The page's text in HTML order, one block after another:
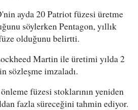
ayda 20 Patriot füzesi üretme
söylerken Pentagon, yıllık
olduğunu belirtti.
Martin ile üretimi yılda 2
sözleşme imzaladı.
füzesi stoklarının yeniden
fazla süreceğini tahmin ediyor.